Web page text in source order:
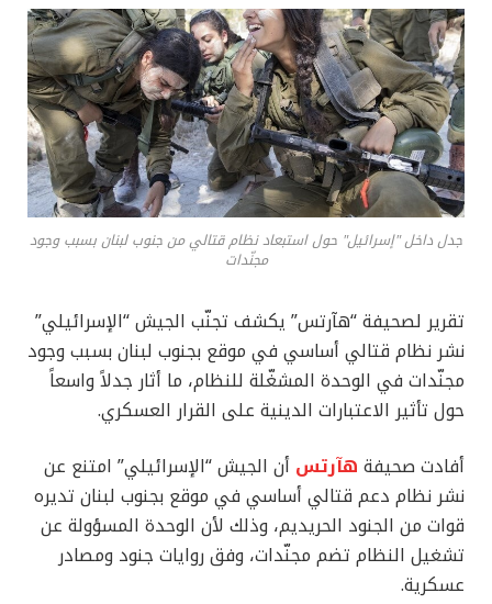
جدل داخل "إسرائيل" حول استبعاد نظام قتالي من جنوب لبنان بسبب وجود
مجنّدات
تقرير لصحيفة “هآرتس” يكشف تجنّب الجيش “الإسرائيلي”
نشر نظام قتالي أساسي في موقع بجنوب لبنان بسبب وجود
مجنّدات في الوحدة المشغّلة للنظام، ما أثار جدلاً واسعاً
حول تأثير الاعتبارات الدينية على القرار العسكري.
أفادت صحيفة هآرتس أن الجيش “الإسرائيلي” امتنع عن
نشر نظام دعم قتالي أساسي في موقع بجنوب لبنان تديره
قوات من الجنود الحريديم، وذلك لأن الوحدة المسؤولة عن
تشغيل النظام تضم مجنّدات، وفق روايات جنود ومصادر
عسكرية.